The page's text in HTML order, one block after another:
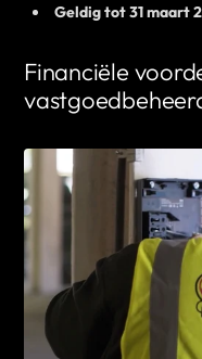
Geldig tot 31 maart
Financiële